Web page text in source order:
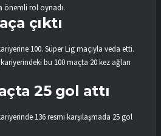
önemli rol oynadı.
çıktı
100. Süper Lig maçıyla veda etti.
bu 100 maçta 20 kez ağları
25 gol attı
136 resmi karşılaşmada 25 gol